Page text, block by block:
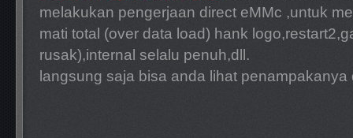
melakukan pengerjaan direct eMMc ,untuk
mati total (over data load) hank
rusak),internal selalu penuh,dll.
langsung saja bisa anda lihat penampakanya